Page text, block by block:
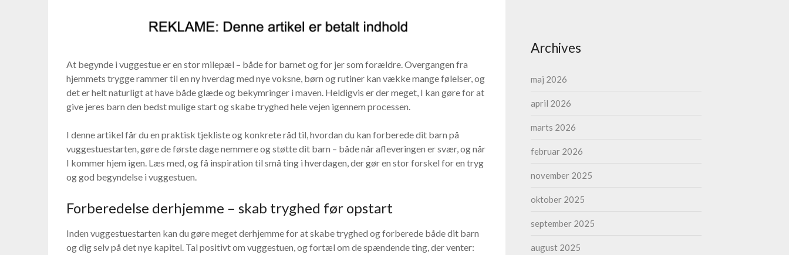
At begynde i vuggestue er en stor milepæl – både for barnet og for jer som forældre. Overgangen fra
hjemmets trygge rammer til en ny hverdag med nye voksne, børn og rutiner kan vække mange følelser, og
det er helt naturligt at have både glæde og bekymringer i maven. Heldigvis er der meget, I kan gøre for at
give jeres barn den bedst mulige start og skabe tryghed hele vejen igennem processen.
I denne artikel får du en praktisk tjekliste og konkrete råd til, hvordan du kan forberede dit barn på
vuggestuestarten, gøre de første dage nemmere og støtte dit barn – både når afleveringen er svær, og når
I kommer hjem igen. Læs med, og få inspiration til små ting i hverdagen, der gør en stor forskel for en tryg
og god begyndelse i vuggestuen.
Forberedelse derhjemme – skab tryghed før opstart
Inden vuggestuestarten kan du gøre meget derhjemme for at skabe tryghed og forberede både dit barn
og dig selv på det nye kapitel. Tal positivt om vuggestuen, og fortæl om de spændende ting, der venter:
Archives
maj 2026
april 2026
marts 2026
februar 2026
november 2025
oktober 2025
september 2025
august 2025